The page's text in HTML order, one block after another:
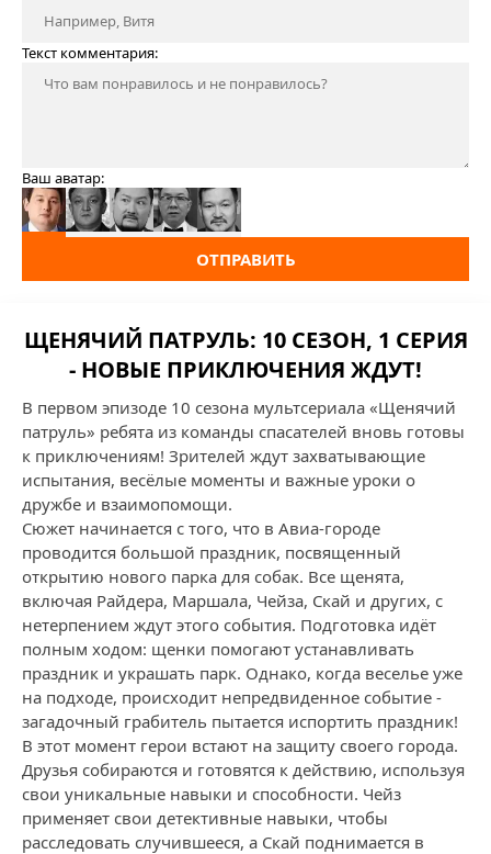
Текст комментария:
Ваш аватар:
ОТПРАВИТЬ
ЩЕНЯЧИЙ ПАТРУЛЬ: 10 СЕЗОН, 1 СЕРИЯ
- НОВЫЕ ПРИКЛЮЧЕНИЯ ЖДУТ!
В первом эпизоде 10 сезона мультсериала «Щенячий
патруль» ребята из команды спасателей вновь готовы
к приключениям! Зрителей ждут захватывающие
испытания, весёлые моменты и важные уроки о
дружбе и взаимопомощи.
Сюжет начинается с того, что в Авиа-городе
проводится большой праздник, посвященный
открытию нового парка для собак. Все щенята,
включая Райдера, Маршала, Чейза, Скай и других, с
нетерпением ждут этого события. Подготовка идёт
полным ходом: щенки помогают устанавливать
праздник и украшать парк. Однако, когда веселье уже
на подходе, происходит непредвиденное событие -
загадочный грабитель пытается испортить праздник!
В этот момент герои встают на защиту своего города.
Друзья собираются и готовятся к действию, используя
свои уникальные навыки и способности. Чейз
применяет свои детективные навыки, чтобы
расследовать случившееся, а Скай поднимается в